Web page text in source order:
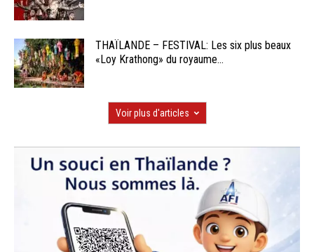
THAÏLANDE – FESTIVAL: Les six plus beaux
«Loy Krathong» du royaume...
Voir plus d'articles